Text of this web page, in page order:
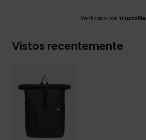
Verificado por TrustVille
Vistos recentemente